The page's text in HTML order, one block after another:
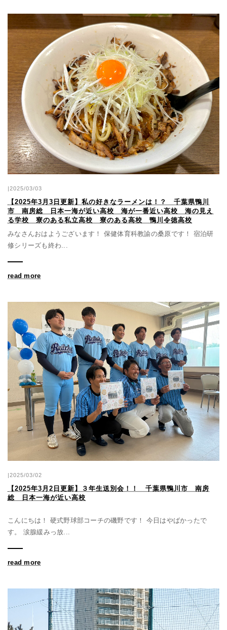
|2025/03/03
【2025年3月3日更新】私の好きなラーメンは！？ 千葉県鴨川
市 南房総 日本一海が近い高校 海が一番近い高校 海の見え
る学校 寮のある私立高校 寮のある高校 鴨川令徳高校
みなさんおはようございます！ 保健体育科教諭の桑原です！ 宿泊研
修シリーズも終わ...
read more
|2025/03/02
【2025年3月2日更新】３年生送別会！！ 千葉県鴨川市 南房
総 日本一海が近い高校
こんにちは！ 硬式野球部コーチの磯野です！ 今日はやばかったで
す。 涙腺緩みっ放...
read more